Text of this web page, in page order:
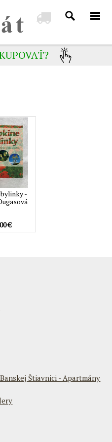
-
€
Štiavnici - Apartmány